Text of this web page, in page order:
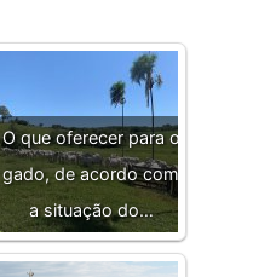
O que oferecer para o
gado, de acordo com
a situação do…